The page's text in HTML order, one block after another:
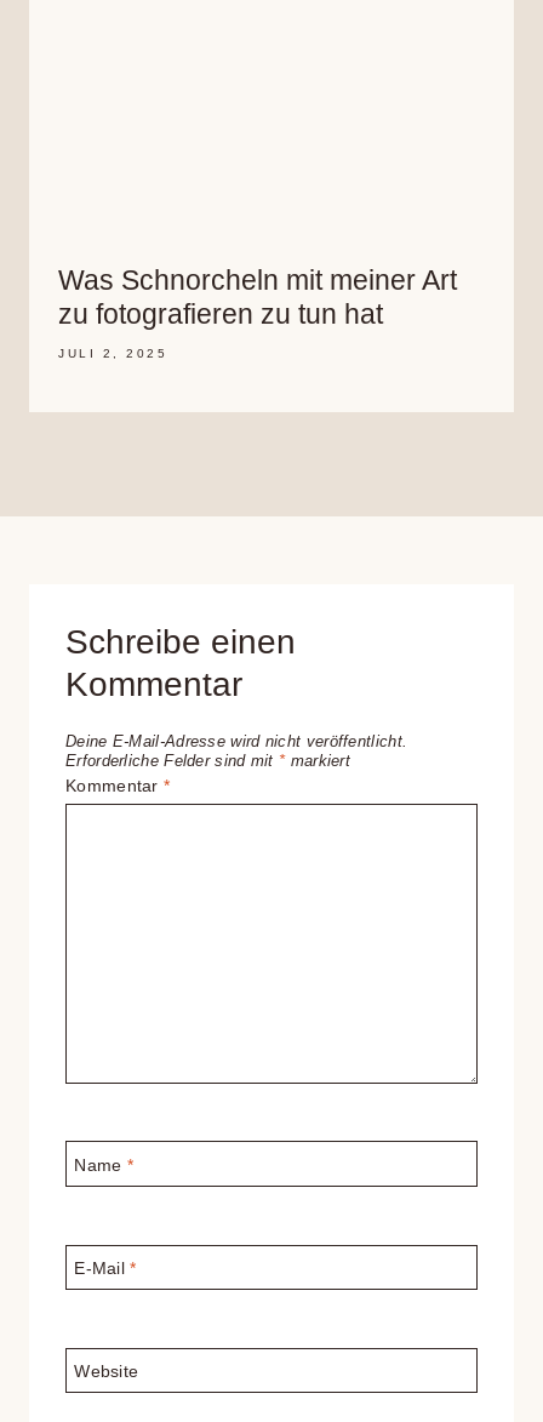
Was Schnor­cheln mit mei­ner Art
zu foto­gra­fie­ren zu tun hat
JULI 2, 2025
Schreibe einen
Kommentar
Deine E-Mail-Adresse wird nicht veröffentlicht.
Erforderliche Felder sind mit *markiert
Kommentar*
Name *
E-Mail*
Website